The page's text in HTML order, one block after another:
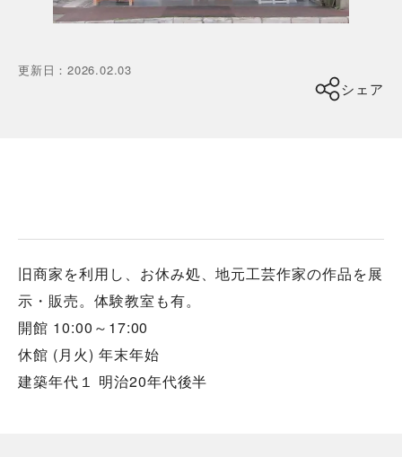
更新日 ：2026.02.03
シェア
旧商家を利用し、お休み処、地元工芸作家の作品を展
示・販売。体験教室も有。
開館 10:00～17:00
休館 (月火) 年末年始
建築年代１ 明治20年代後半